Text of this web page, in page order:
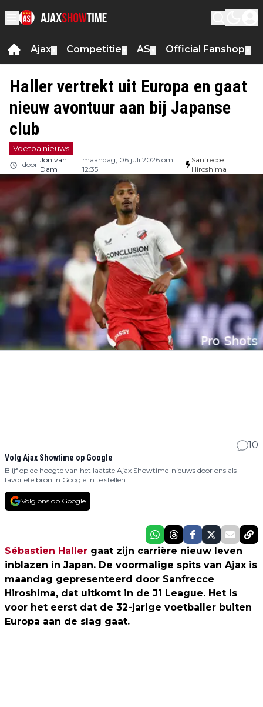
Ajax Competitie AS Official Fanshop
Haller vertrekt uit Europa en gaat
nieuw avontuur aan bij Japanse
club
Voetbalnieuws
door
Jon van
Dam
maandag, 06 juli 2026 om
12:35
Sanfrecce
Hiroshima
10
Volg Ajax Showtime op Google
Blijf op de hoogte van het laatste Ajax Showtime-nieuws door ons als
favoriete bron in Google in te stellen.
Volg ons op Google
Sébastien Haller gaat zijn carrière nieuw leven
inblazen in Japan. De voormalige spits van Ajax is
maandag gepresenteerd door Sanfrecce
Hiroshima, dat uitkomt in de J1 League. Het is
voor het eerst dat de 32-jarige voetballer buiten
Europa aan de slag gaat.